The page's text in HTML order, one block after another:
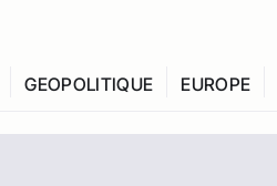
GEOPOLITIQUE EUROPE